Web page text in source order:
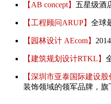
【AB concept】 五星级酒
【工程顾问ARUP】 全球
【园林设计 AEcom】
【建筑规划设计RTKL】
【深圳市亚泰国际建设股
装饰领域的领军品牌，旗